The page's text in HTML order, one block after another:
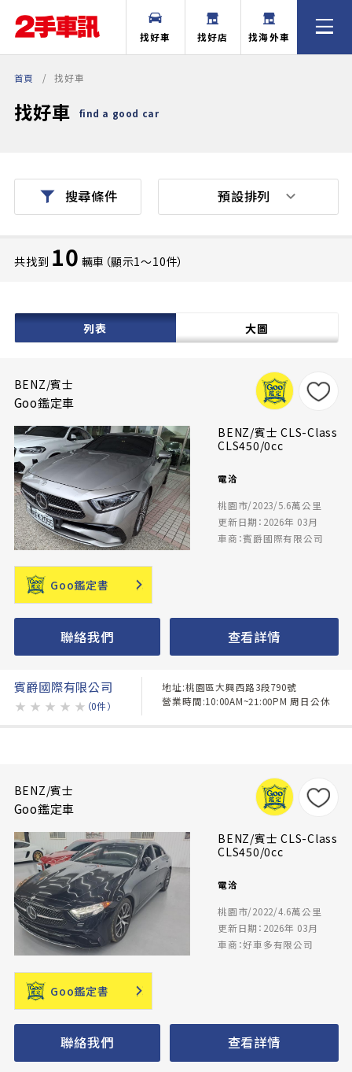
找好車 找好店 找海外車
首頁 找好車
找好車 find a good car
搜尋條件
共找到 10 輛車（顯示1〜10件）
列表 大圖
預設排列
BENZ/賓士
Goo鑑定車
BENZ/賓士 CLS-Class
CLS450/0cc
電洽
桃園市/2023/5.6萬公里
更新日期：2026年 03月
車商：賓爵國際有限公司
Goo鑑定書
聯絡我們 查看詳情
賓爵國際有限公司
★ ★ ★ ★ ★ （0件）
地址:桃園區大興西路3段790號
營業時間:10:00AM~21:00PM 周日公休
BENZ/賓士
Goo鑑定車
BENZ/賓士 CLS-Class
CLS450/0cc
電洽
桃園市/2022/4.6萬公里
更新日期：2026年 03月
車商：好車多有限公司
Goo鑑定書
聯絡我們 查看詳情